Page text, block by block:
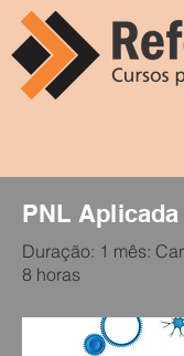
PNL Aplicada
Duração: 1 mês:
8 horas